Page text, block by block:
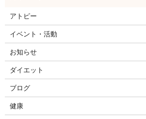
アトピー
イベント・活動
お知らせ
ダイエット
ブログ
健康